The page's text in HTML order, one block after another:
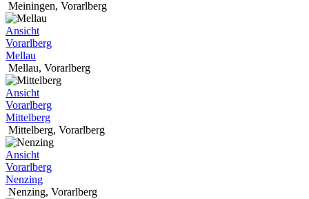
Meiningen, Vorarlberg
Ansicht
Vorarlberg
Mellau
Mellau, Vorarlberg
Ansicht
Vorarlberg
Mittelberg
Mittelberg, Vorarlberg
Ansicht
Vorarlberg
Nenzing
Nenzing, Vorarlberg